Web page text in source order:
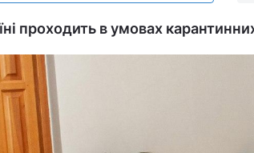
проходить в умовах